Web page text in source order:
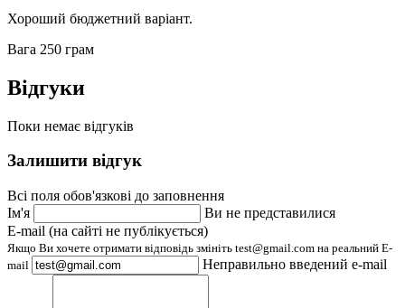
Хороший бюджетний варіант.
Вага 250 грам
Відгуки
Поки немає відгуків
Залишити відгук
Всі поля обов'язкові до заповнення
Ім'я
Ви не представилися
E-mail (на сайті не публікується)
Якщо Ви хочете отримати відповідь змініть test@gmail.com на реальний E-
mail
Неправильно введений e-mail